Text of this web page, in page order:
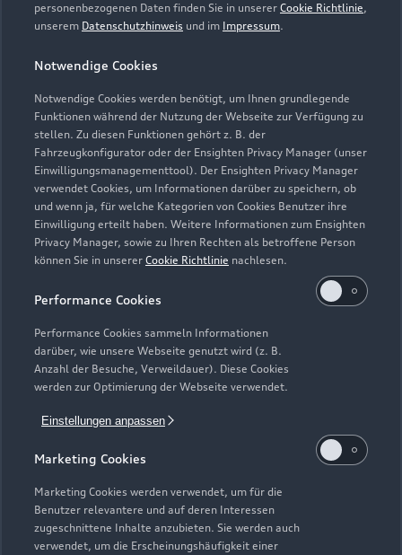
personenbezogenen Daten finden Sie in unserer Cookie Richtlinie,
unserem Datenschutzhinweis und im Impressum.
Notwendige Cookies
Notwendige Cookies werden benötigt, um Ihnen grundlegende
Funktionen während der Nutzung der Webseite zur Verfügung zu
stellen. Zu diesen Funktionen gehört z. B. der
Fahrzeugkonfigurator oder der Ensighten Privacy Manager (unser
Einwilligungsmanagementtool). Der Ensighten Privacy Manager
verwendet Cookies, um Informationen darüber zu speichern, ob
und wenn ja, für welche Kategorien von Cookies Benutzer ihre
Einwilligung erteilt haben. Weitere Informationen zum Ensighten
Privacy Manager, sowie zu Ihren Rechten als betroffene Person
können Sie in unserer Cookie Richtlinie nachlesen.
Performance Cookies
Performance Cookies sammeln Informationen
darüber, wie unsere Webseite genutzt wird (z. B.
Anzahl der Besuche, Verweildauer). Diese Cookies
werden zur Optimierung der Webseite verwendet.
Einstellungen anpassen
Marketing Cookies
Marketing Cookies werden verwendet, um für die
Benutzer relevantere und auf deren Interessen
zugeschnittene Inhalte anzubieten. Sie werden auch
verwendet, um die Erscheinungshäufigkeit einer
Zur Inspektion
Zurück nach oben
Modelle
Elektromodelle
Plug-in-Hybride
Neuwagensuche
Gebrauchtwagensuche
Geschäftskunden
Service & Zubehör
Saisonale Angebote
Audi Services
Garantie
Audi digital services
myAudi
Support
Audi Code
Häufige Fragen (FAQ)
Über Audi
Unternehmen
Karriere